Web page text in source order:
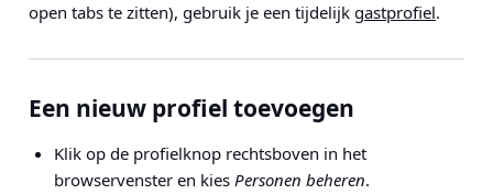
open tabs te zitten), gebruik je een tijdelijk gastprofiel.
Een nieuw profiel toevoegen
Klik op de profielknop rechtsboven in het
browservenster en kies Personen beheren.